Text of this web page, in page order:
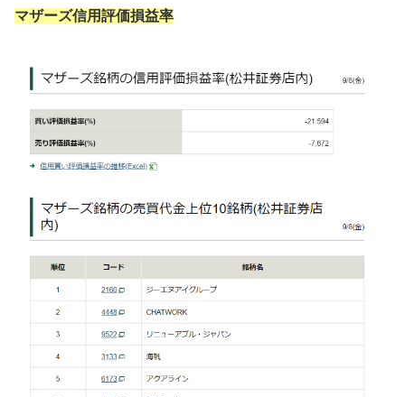
マザーズ信用評価損益率